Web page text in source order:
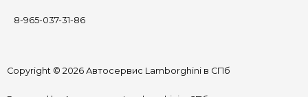
8-965-037-31-86
Copyright © 2026 Автосервис Lamborghini в СПб